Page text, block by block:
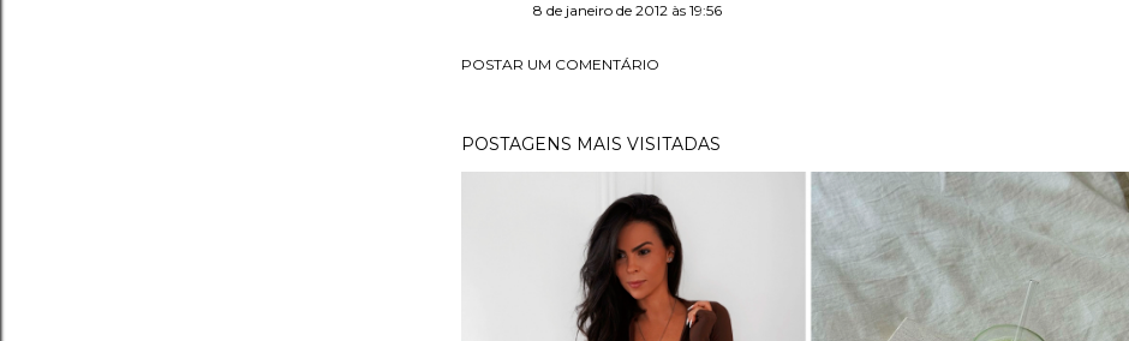
8 de janeiro de 2012 às 19:56
POSTAR UM COMENTÁRIO
POSTAGENS MAIS VISITADAS